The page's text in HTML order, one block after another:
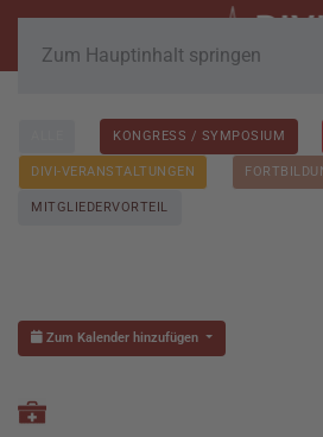
Zum Hauptinhalt springen
KONGRESS / SYMPOSIUM
DIVI-VERANSTALTUNGEN
MITGLIEDERVORTEIL
Zum Kalender hinzufügen